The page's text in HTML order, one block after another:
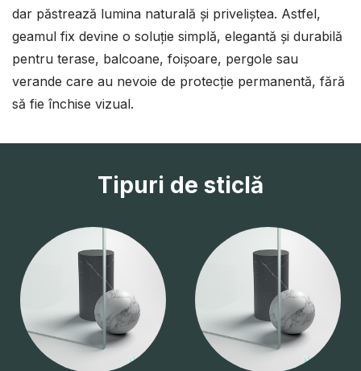
dar păstrează lumina naturală și priveliștea. Astfel,
geamul fix devine o soluție simplă, elegantă și durabilă
pentru terase, balcoane, foișoare, pergole sau
verande care au nevoie de protecție permanentă, fără
să fie închise vizual.
Tipuri de sticlă